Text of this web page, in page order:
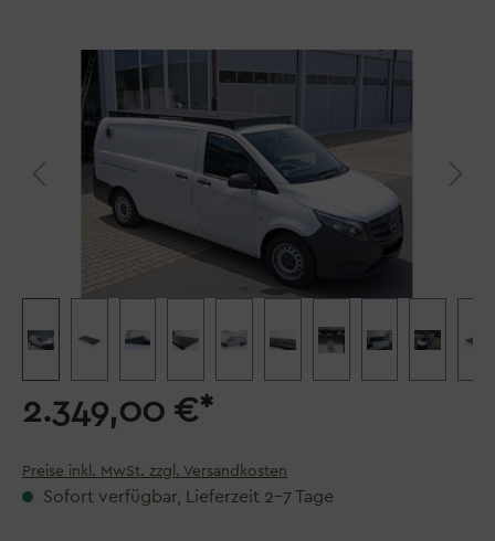
Bildergalerie überspringen
2.349,00 €*
Preise inkl. MwSt. zzgl. Versandkosten
Sofort verfügbar, Lieferzeit 2–7 Tage